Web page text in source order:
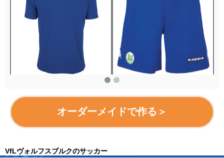
オーダーメイドで作る＞
VfLヴォルフスブルクのサッカー